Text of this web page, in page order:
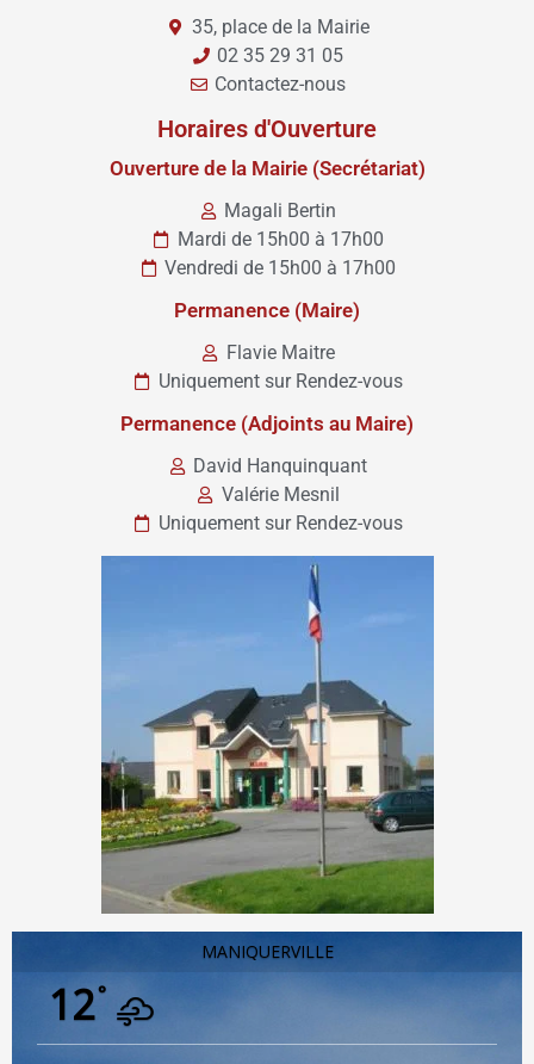
35, place de la Mairie
02 35 29 31 05
Contactez-nous
Horaires d'Ouverture
Ouverture de la Mairie (Secrétariat)
Magali Bertin
Mardi de 15h00 à 17h00
Vendredi de 15h00 à 17h00
Permanence (Maire)
Flavie Maitre
Uniquement sur Rendez-vous
Permanence (Adjoints au Maire)
David Hanquinquant
Valérie Mesnil
Uniquement sur Rendez-vous
MANIQUERVILLE
12°